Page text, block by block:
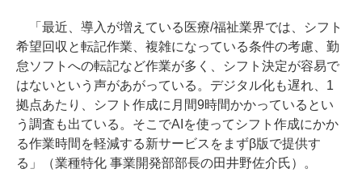
「最近、導入が増えている医療/福祉業界では、シフト
希望回収と転記作業、複雑になっている条件の考慮、勤
怠ソフトへの転記など作業が多く、シフト決定が容易で
はないという声があがっている。デジタル化も遅れ、1
拠点あたり、シフト作成に月間9時間かかっているとい
う調査も出ている。そこでAIを使ってシフト作成にかか
る作業時間を軽減する新サービスをまずβ版で提供す
る」（業種特化 事業開発部部長の田井野佐介氏）。